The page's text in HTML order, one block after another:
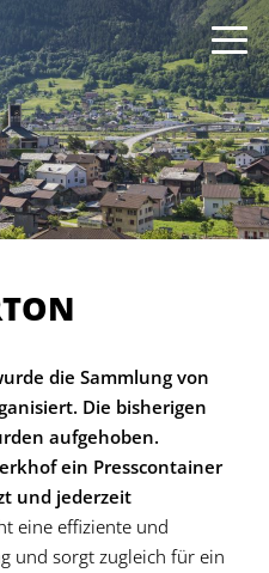
die Sammlung von
Die bisherigen
aufgehoben.
ein Presscontainer
und jederzeit
eine effiziente und
und sorgt zugleich für ein